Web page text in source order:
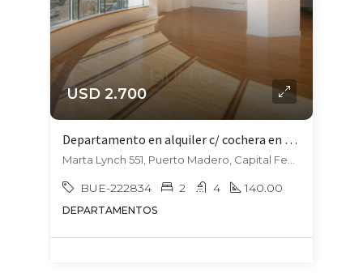
USD 2.700
Departamento en alquiler c/ cochera en Puerto Madero
BUE-222834 2 4 140.00
DEPARTAMENTOS